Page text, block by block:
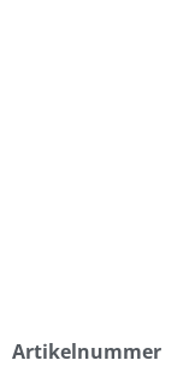
Artikelnummer